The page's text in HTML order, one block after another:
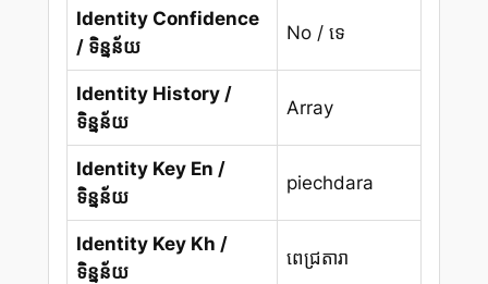
Identity Confidence
/ ទិន្នន័យ
No / ទេ
Identity History /
ទិន្នន័យ
Array
Identity Key En /
ទិន្នន័យ
piechdara
Identity Key Kh /
ទិន្នន័យ
ពេជ្រតារា